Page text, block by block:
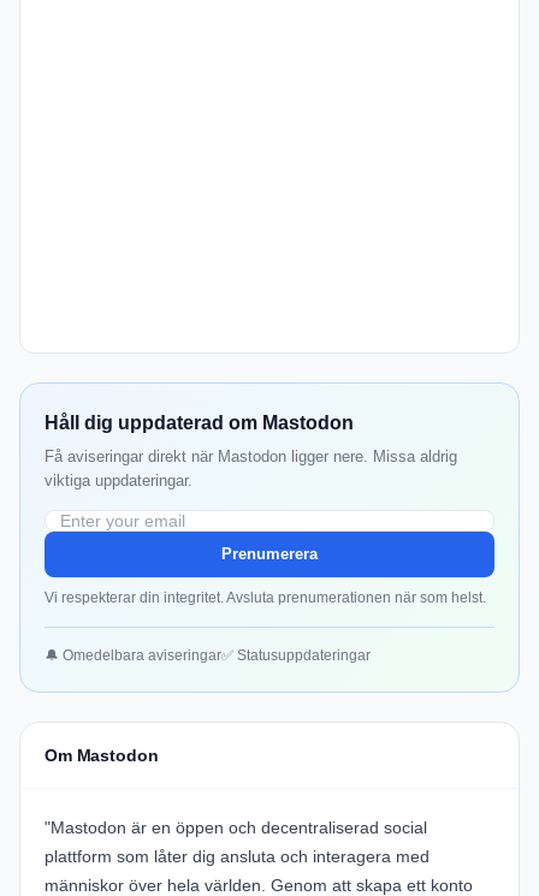
Håll dig uppdaterad om Mastodon
Få aviseringar direkt när Mastodon ligger nere. Missa aldrig
viktiga uppdateringar.
Prenumerera
Vi respekterar din integritet. Avsluta prenumerationen när som helst.
🔔 Omedelbara aviseringar✅ Statusuppdateringar
Om Mastodon
"Mastodon är en öppen och decentraliserad social
plattform som låter dig ansluta och interagera med
människor över hela världen. Genom att skapa ett konto